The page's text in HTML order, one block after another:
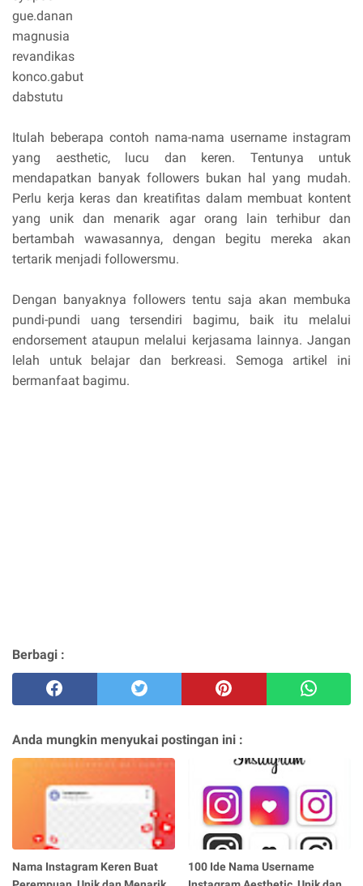
gue.danan
magnusia
revandikas
konco.gabut
dabstutu
Itulah beberapa contoh nama-nama username instagram
yang aesthetic, lucu dan keren. Tentunya untuk
mendapatkan banyak followers bukan hal yang mudah.
Perlu kerja keras dan kreatifitas dalam membuat kontent
yang unik dan menarik agar orang lain terhibur dan
bertambah wawasannya, dengan begitu mereka akan
tertarik menjadi followersmu.
Dengan banyaknya followers tentu saja akan membuka
pundi-pundi uang tersendiri bagimu, baik itu melalui
endorsement ataupun melalui kerjasama lainnya. Jangan
lelah untuk belajar dan berkreasi. Semoga artikel ini
bermanfaat bagimu.
Berbagi :
Anda mungkin menyukai postingan ini :
Nama Instagram Keren Buat
100 Ide Nama Username